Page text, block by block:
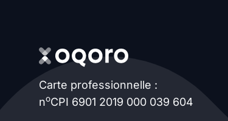
Nombre de chambres
disponibles
chambres
disponibles
Carte professionnelle :
noCPI 6901 2019 000 039 604